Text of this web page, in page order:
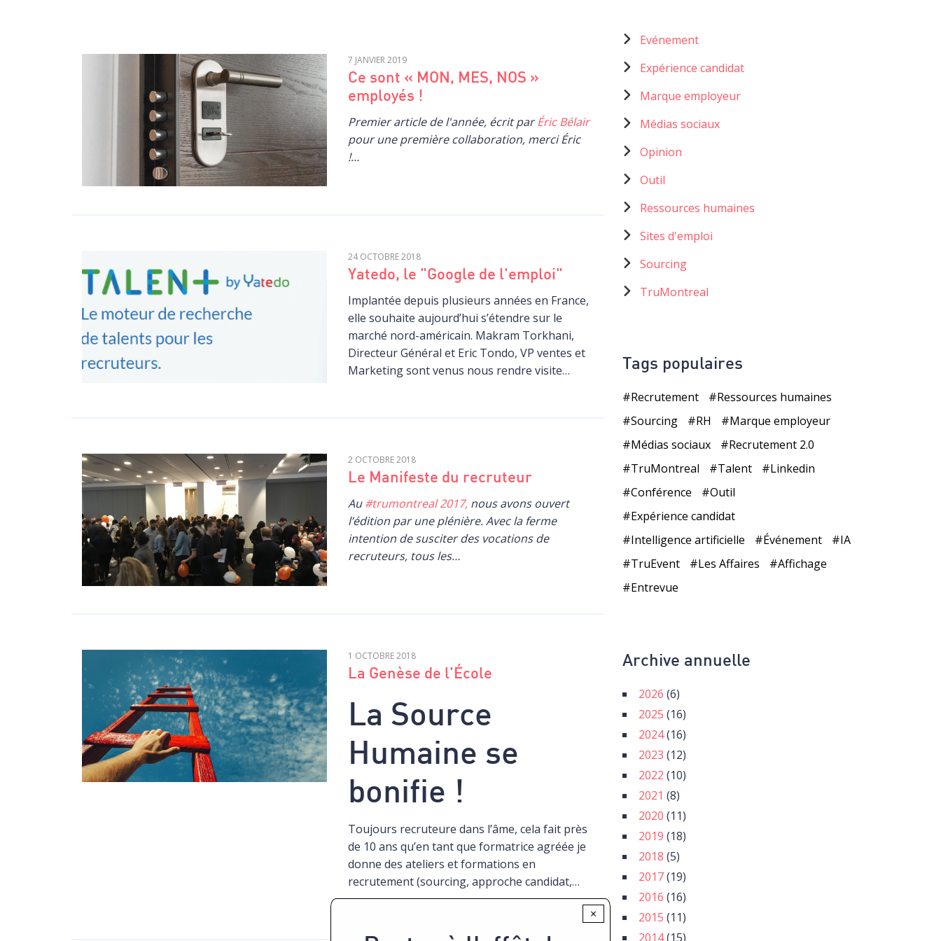
7 JANVIER 2019
Ce sont « MON, MES, NOS »
employés !
Premier article de l'année, écrit parÉric Bélair
pour une première collaboration, merci Éric
!…
24 OCTOBRE 2018
Yatedo, le "Google de l'emploi"
Implantée depuis plusieurs années en France,
elle souhaite aujourd’hui s’étendre sur le
marché nord-américain. Makram Torkhani,
Directeur Général et Eric Tondo, VP ventes et
Marketing sont venus nous rendre visite…
2 OCTOBRE 2018
Le Manifeste du recruteur
Au#trumontreal 2017, nous avons ouvert
l’édition par une plénière. Avec la ferme
intention de susciter des vocations de
recruteurs, tous les…
1 OCTOBRE 2018
La Genèse de l'École
La Source
Humaine se
bonifie !
Toujours recruteure dans l’âme, cela fait près
de 10 ans qu’en tant que formatrice agréée je
donne des ateliers et formations en
recrutement (sourcing, approche candidat,…
Menu
Evénement
Expérience candidat
Marque employeur
Médias sociaux
Opinion
Outil
Ressources humaines
Sites d'emploi
Sourcing
TruMontreal
Tags populaires
Recrutement
Ressources humaines
Sourcing
RH
Marque employeur
Médias sociaux
Recrutement 2.0
TruMontreal
Talent
Linkedin
Conférence
Outil
Expérience candidat
Intelligence artificielle
Événement
IA
TruEvent
Les Affaires
Affichage
Entrevue
Archive annuelle
2026 (6)
2025 (16)
2024(16)
2023 (12)
2022 (10)
2021 (8)
2020 (11)
2019 (18)
2018 (5)
2017(19)
2016 (16)
2015 (11)
2014(15)
×